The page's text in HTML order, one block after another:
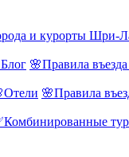
и курорты Шри-
🌸Правила
🌸Правила